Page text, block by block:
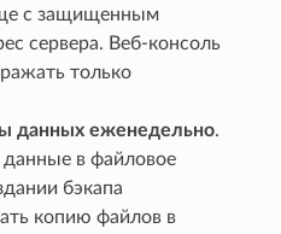
с защищенным
сервера. Веб-консоль
только
данных еженедельно.
данные в файловое
бэкапа
копию файлов в